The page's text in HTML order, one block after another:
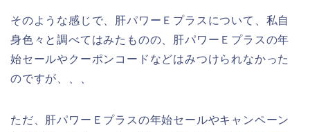
そのような感じで、肝パワーＥプラスについて、私自
身色々と調べてはみたものの、肝パワーＥプラスの年
始セールやクーポンコードなどはみつけられなかった
のですが、、、
ただ、肝パワーＥプラスの年始セールやキャンペーン